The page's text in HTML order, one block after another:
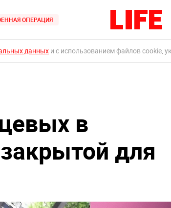
ОПЕРАЦИЯ
данных и с использованием файлов cookie,
в
для